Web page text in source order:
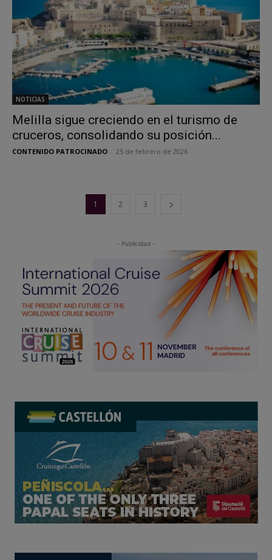
NOTICIAS
Melilla sigue creciendo en el turismo de
cruceros, consolidando su posición...
CONTENIDO PATROCINADO 25 de febrero de 2026
1 2 3
- Publicidad -